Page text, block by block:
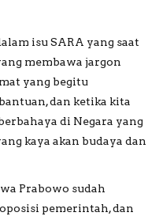
isu SARA yang saat
membawa jargon
yang begitu
dan ketika kita
di Negara yang
kaya akan budaya dan
Prabowo sudah
pemerintah, dan